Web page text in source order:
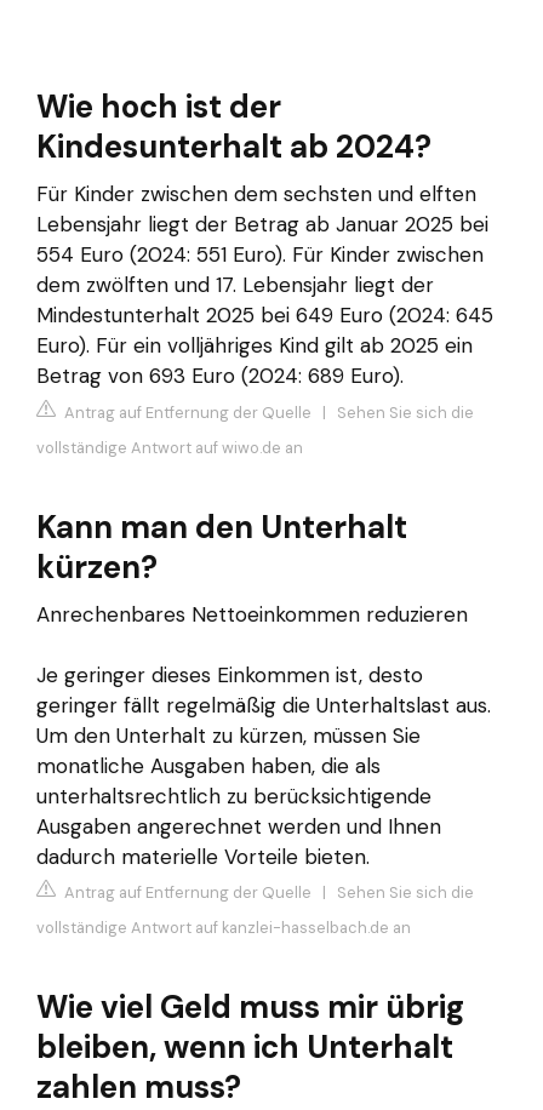
Wie hoch ist der
Kindesunterhalt ab 2024?
Für Kinder zwischen dem sechsten und elften
Lebensjahr liegt der Betrag ab Januar 2025 bei
554 Euro (2024: 551 Euro). Für Kinder zwischen
dem zwölften und 17. Lebensjahr liegt der
Mindestunterhalt 2025 bei 649 Euro (2024: 645
Euro). Für ein volljähriges Kind gilt ab 2025 ein
Betrag von 693 Euro (2024: 689 Euro).
Antrag auf Entfernung der Quelle | Sehen Sie sich die
vollständige Antwort auf wiwo.de an
Kann man den Unterhalt
kürzen?
Anrechenbares Nettoeinkommen reduzieren
Je geringer dieses Einkommen ist, desto
geringer fällt regelmäßig die Unterhaltslast aus.
Um den Unterhalt zu kürzen, müssen Sie
monatliche Ausgaben haben, die als
unterhaltsrechtlich zu berücksichtigende
Ausgaben angerechnet werden und Ihnen
dadurch materielle Vorteile bieten.
Antrag auf Entfernung der Quelle | Sehen Sie sich die
vollständige Antwort auf kanzlei-hasselbach.de an
Wie viel Geld muss mir übrig
bleiben, wenn ich Unterhalt
zahlen muss?